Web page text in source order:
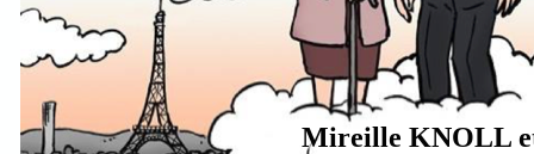
Mireille KNOLL